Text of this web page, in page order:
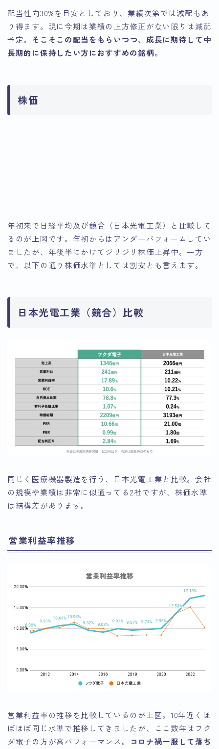
配当性向30%を目安としており、業績次第では減配もあ
り得ます。現に今期は業績の上方修正がない限りは減配
予定。 そこそこの配当をもらいつつ、成長に期待して中
長期的に保持したい方におすすめの銘柄。
株価
年初来で日経平均及び競合（日本光電工業）と比較して
るのが上図です。年初からはアンダーパフォームしてい
ましたが、年後半にかけてジリジリ株価上昇中。一方
で、以下の通り株価水準としては割安とも言えます。
日本光電工業（競合）比較
同じく医療機器製造を行う、日本光電工業と比較。会社
の規模や業績は非常に似通ってる2社ですが、株価水準
は結構差があります。
営業利益率推移
営業利益率の推移を比較しているのが上図。10年近くほ
ぼほぼ同じ水準で推移してきましたが、ここ数年はフク
ダ電子の方が高パフォーマンス。
コロナ禍一服して落ち